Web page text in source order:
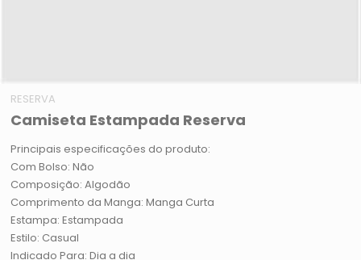
RESERVA
Camiseta Estampada Reserva
Principais especificações do produto:
Com Bolso: Não
Composição: Algodão
Comprimento da Manga: Manga Curta
Estampa: Estampada
Estilo: Casual
Indicado Para: Dia a dia